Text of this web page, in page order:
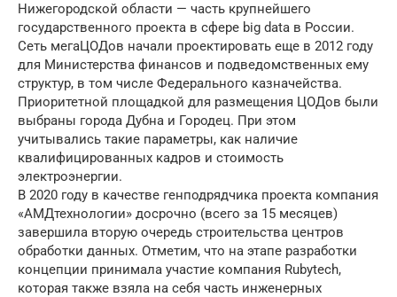
Нижегородской области — часть крупнейшего
государственного проекта в сфере big data в России.
Сеть мегаЦОДов начали проектировать еще в 2012 году
для Министерства финансов и подведомственных ему
структур, в том числе Федерального казначейства.
Приоритетной площадкой для размещения ЦОДов были
выбраны города Дубна и Городец. При этом
учитывались такие параметры, как наличие
квалифицированных кадров и стоимость
электроэнергии.
В 2020 году в качестве генподрядчика проекта компания
«АМДтехнологии» досрочно (всего за 15 месяцев)
завершила вторую очередь строительства центров
обработки данных. Отметим, что на этапе разработки
концепции принимала участие компания Rubytech,
которая также взяла на себя часть инженерных